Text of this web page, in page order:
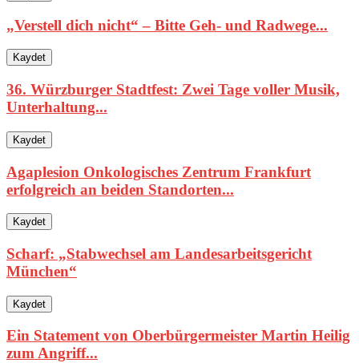
„Verstell dich nicht“ – Bitte Geh- und Radwege...
Kaydet
36. Würzburger Stadtfest: Zwei Tage voller Musik,
Unterhaltung...
Kaydet
Agaplesion Onkologisches Zentrum Frankfurt
erfolgreich an beiden Standorten...
Kaydet
Scharf: „Stabwechsel am Landesarbeitsgericht
München“
Kaydet
Ein Statement von Oberbürgermeister Martin Heilig
zum Angriff...